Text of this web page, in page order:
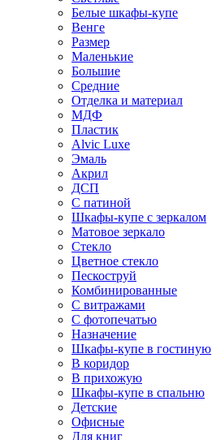
Белые шкафы-купе
Венге
Размер
Маленькие
Большие
Средние
Отделка и материал
МДФ
Пластик
Alvic Luxe
Эмаль
Акрил
ДСП
С патиной
Шкафы-купе с зеркалом
Матовое зеркало
Стекло
Цветное стекло
Пескоструй
Комбинированные
С витражами
С фотопечатью
Назначение
Шкафы-купе в гостиную
В коридор
В прихожую
Шкафы-купе в спальню
Детские
Офисные
Для книг